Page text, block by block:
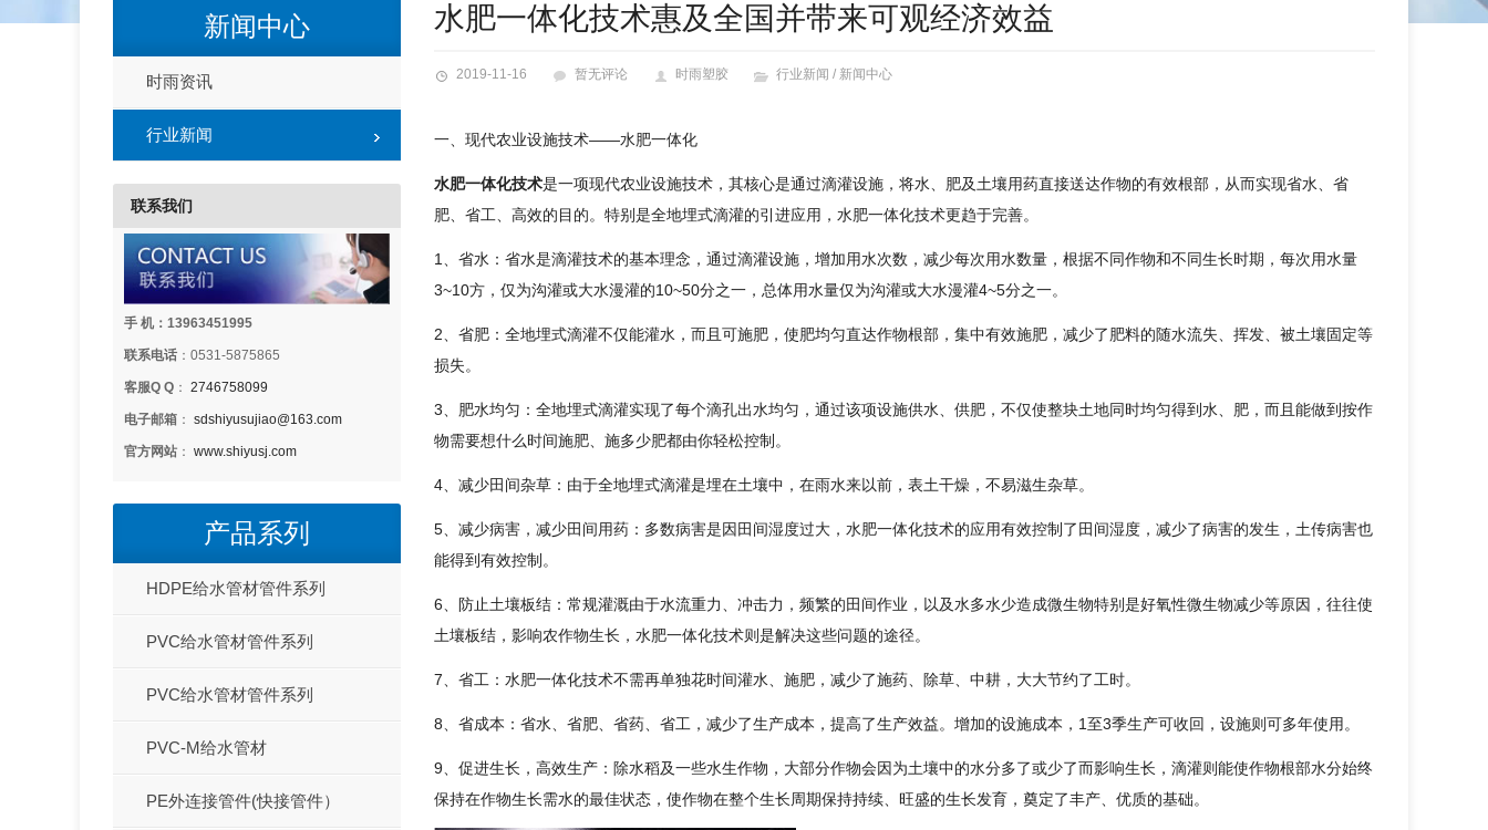
水肥一体化技术惠及全国并带来可观经济效益
2019-11-16 暂无评论 时雨塑胶 行业新闻 / 新闻中心
一、现代农业设施技术——水肥一体化
水肥一体化技术是一项现代农业设施技术，其核心是通过滴灌设施，将水、肥及土壤用药直接送达作物的有效根部，从而实现省水、省
肥、省工、高效的目的。特别是全地埋式滴灌的引进应用，水肥一体化技术更趋于完善。
1、省水：省水是滴灌技术的基本理念，通过滴灌设施，增加用水次数，减少每次用水数量，根据不同作物和不同生长时期，每次用水量
3~10方，仅为沟灌或大水漫灌的10~50分之一，总体用水量仅为沟灌或大水漫灌4~5分之一。
2、省肥：全地埋式滴灌不仅能灌水，而且可施肥，使肥均匀直达作物根部，集中有效施肥，减少了肥料的随水流失、挥发、被土壤固定等
损失。
3、肥水均匀：全地埋式滴灌实现了每个滴孔出水均匀，通过该项设施供水、供肥，不仅使整块土地同时均匀得到水、肥，而且能做到按作
物需要想什么时间施肥、施多少肥都由你轻松控制。
4、减少田间杂草：由于全地埋式滴灌是埋在土壤中，在雨水来以前，表土干燥，不易滋生杂草。
5、减少病害，减少田间用药：多数病害是因田间湿度过大，水肥一体化技术的应用有效控制了田间湿度，减少了病害的发生，土传病害也
能得到有效控制。
6、防止土壤板结：常规灌溉由于水流重力、冲击力，频繁的田间作业，以及水多水少造成微生物特别是好氧性微生物减少等原因，往往使
土壤板结，影响农作物生长，水肥一体化技术则是解决这些问题的途径。
7、省工：水肥一体化技术不需再单独花时间灌水、施肥，减少了施药、除草、中耕，大大节约了工时。
8、省成本：省水、省肥、省药、省工，减少了生产成本，提高了生产效益。增加的设施成本，1至3季生产可收回，设施则可多年使用。
9、促进生长，高效生产：除水稻及一些水生作物，大部分作物会因为土壤中的水分多了或少了而影响生长，滴灌则能使作物根部水分始终
保持在作物生长需水的最佳状态，使作物在整个生长周期保持持续、旺盛的生长发育，奠定了丰产、优质的基础。
新闻中心
时雨资讯
行业新闻
联系我们
手 机：13963451995
联系电话 ：0531-5875865
客服Q Q ： 2746758099
电子邮箱 ： sdshiyusujiao@163.com
官方网站 ： www.shiyusj.com
产品系列
HDPE给水管材管件系列
PVC给水管材管件系列
PVC给水管材管件系列
PVC-M给水管材
PE外连接管件(快接管件）